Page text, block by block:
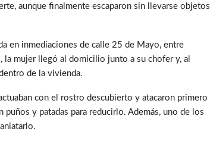
aunque finalmente escaparon sin llevarse objetos
en inmediaciones de calle 25 de Mayo, entre
mujer llegó al domicilio junto a su chofer y, al
de la vivienda.
con el rostro descubierto y atacaron primero
y patadas para reducirlo. Además, uno de los